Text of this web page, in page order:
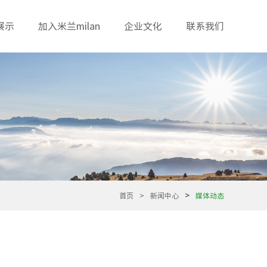
示 加入米兰milan 企业文化 联系我们
首页 > 新闻中心 > 媒体动态